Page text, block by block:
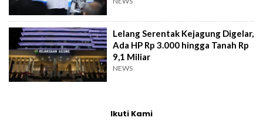
Lelang Serentak Kejagung Digelar,
Ada HP Rp 3.000 hingga Tanah Rp
9,1 Miliar
NEWS
Ikuti Kami